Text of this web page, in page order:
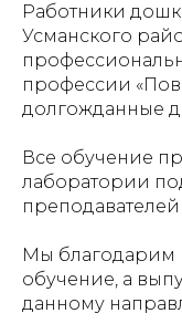
Работники
Усманского
профессии
долгожданные
Все обучение
лаборатории
преподавателей
Мы благодарим
обучение, а
данному